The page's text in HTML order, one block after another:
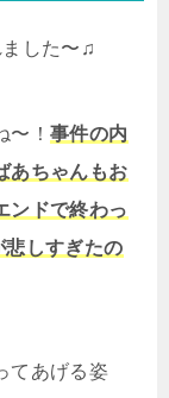
ました〜♫
！ 事件の内
あちゃんもお
ンドで終わっ
しすぎたの
てあげる姿